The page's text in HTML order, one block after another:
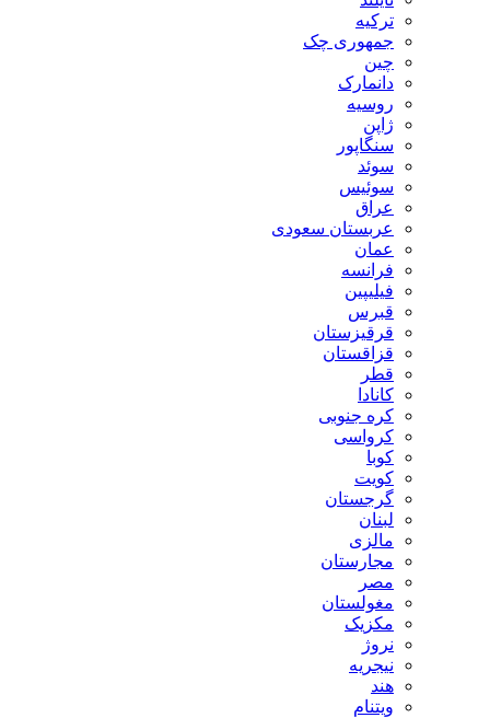
ترکیه
جمهوری چک
چین
دانمارک
روسیه
ژاپن
سنگاپور
سوئد
سوئیس
عراق
عربستان سعودی
عمان
فرانسه
فیلیپین
قبرس
قرقیزستان
قزاقستان
قطر
کانادا
کره جنوبی
کرواسی
کوبا
کویت
گرجستان
لبنان
مالزی
مجارستان
مصر
مغولستان
مکزیک
نروژ
نیجریه
هند
ویتنام